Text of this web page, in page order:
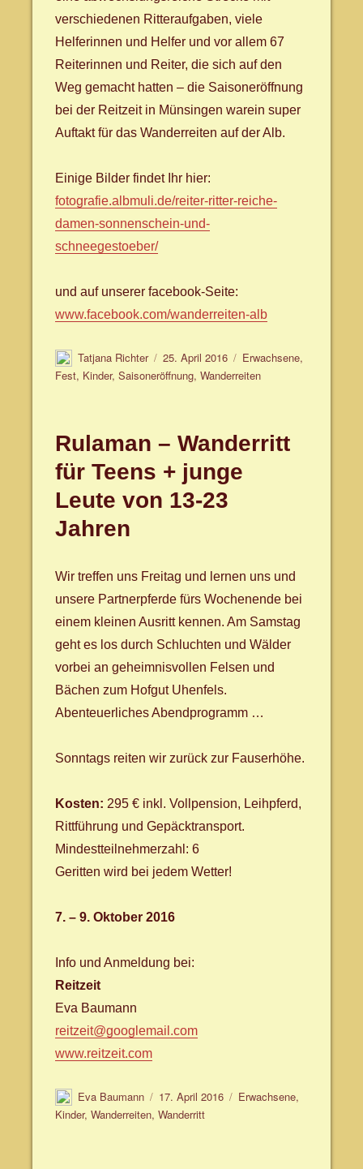
verschiedenen Ritteraufgaben, viele
Helferinnen und Helfer und vor allem 67
Reiterinnen und Reiter, die sich auf den
Weg gemacht hatten – die Saisoneröffnung
bei der Reitzeit in Münsingen warein super
Auftakt für das Wanderreiten auf der Alb.
Einige Bilder findet Ihr hier:
fotografie.albmuli.de/­reiter-ritter-reiche-
damen-sonnenschein-und-
schneegestoeber/­
und auf unserer facebook-Seite:
www.facebook.com/­wanderreiten-alb
Autor
Tatjana Richter
Veröffentlicht
am
25. April 2016 Schlagwörter
Erwachsene,
Fest, Kinder,Saisoneröffnung,Wanderreiten
Rulaman – Wanderritt
für Teens + junge
Leute von 13-23
Jahren
Wir treffen uns Freitag und lernen uns und
unsere Partnerpferde fürs Wochenende bei
einem kleinen Ausritt kennen. Am Samstag
geht es los durch Schluchten und Wälder
vorbei an geheimnisvollen Felsen und
Bächen zum Hofgut Uhenfels.
Abenteuerliches Abendprogramm …
Sonntags reiten wir zurück zur Fauserhöhe.
Kosten: 295 € inkl. Vollpension, Leihpferd,
Rittführung und Gepäcktransport.
Mindestteilnehmerzahl: 6
Geritten wird bei jedem Wetter!
7. – 9. Oktober 2016
Info und Anmeldung bei:
Reitzeit
Eva Baumann
reitzeit@googlemail.com
www.reitzeit.com
Autor
Eva Baumann
Veröffentlicht
am
17. April 2016 Schlagwörter
Erwachsene,
Kinder,Wanderreiten,Wanderritt